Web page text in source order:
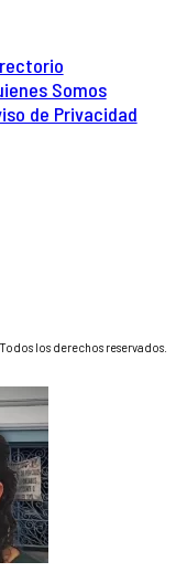
Somos
de Privacidad
los derechos reservados.